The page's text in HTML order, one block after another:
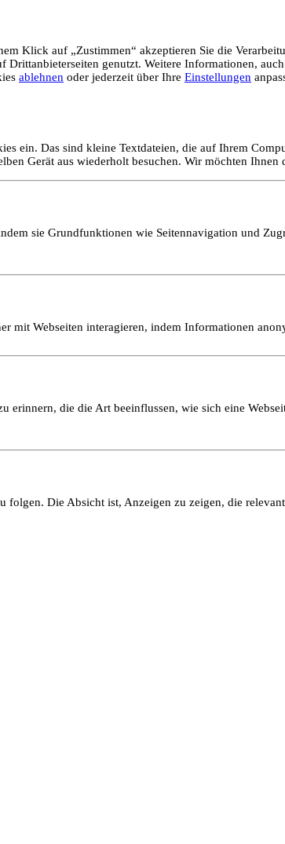
Klick auf „Zustimmen“ akzeptieren Sie die
genutzt. Weitere Informationen,
ablehnen oder jederzeit über Ihre Einstellungen
ein. Das sind kleine Textdateien, die auf Ihrem
Gerät aus wiederholt besuchen. Wir möchten Ihnen
sie Grundfunktionen wie Seitennavigation und
mit Webseiten interagieren, indem Informationen
erinnern, die die Art beeinflussen, wie sich eine
folgen. Die Absicht ist, Anzeigen zu zeigen, die